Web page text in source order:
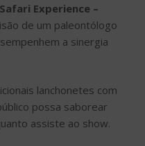
Experience –
de um paleontólogo
a sinergia
lanchonetes com
possa saborear
assiste ao show.